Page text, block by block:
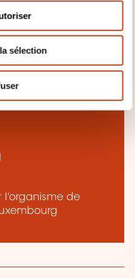
sélection
formation
l’organisme de